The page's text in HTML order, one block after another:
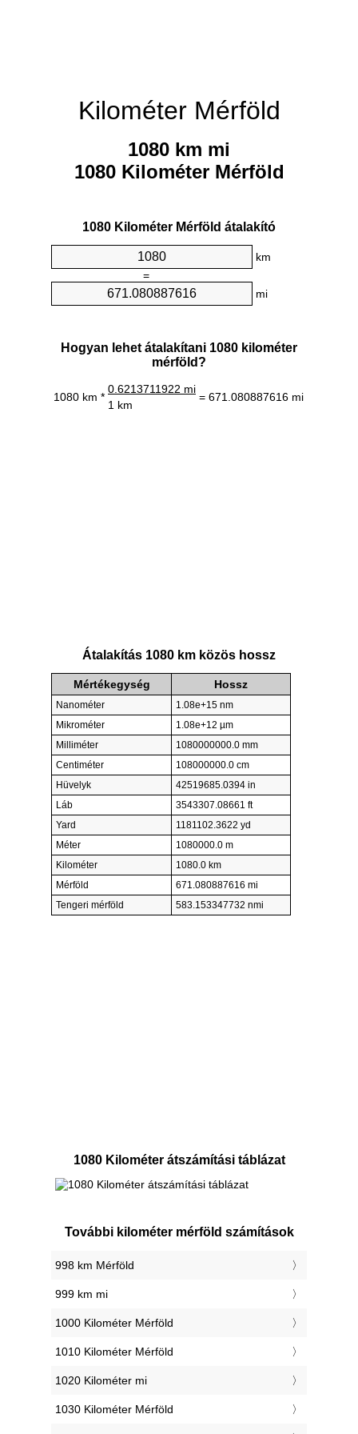
Kilométer Mérföld
1080 km mi
1080 Kilométer Mérföld
1080 Kilométer Mérföld átalakító
km
=
mi
Hogyan lehet átalakítani 1080 kilométer
mérföld?
1080 km *
0.6213711922 mi
= 671.080887616 mi
1 km
Átalakítás 1080 km közös hossz
Mértékegység Hossz
Nanométer
1.08e+15 nm
Mikrométer
1.08e+12 µm
Milliméter
1080000000.0 mm
Centiméter
108000000.0 cm
Hüvelyk
42519685.0394 in
Láb
3543307.08661 ft
Yard
1181102.3622 yd
Méter
1080000.0 m
Kilométer
1080.0 km
Mérföld
671.080887616 mi
Tengeri mérföld
583.153347732 nmi
1080 Kilométer átszámítási táblázat
További kilométer mérföld számítások
998 km Mérföld
999 km mi
1000 Kilométer Mérföld
1010 Kilométer Mérföld
1020 Kilométer mi
1030 Kilométer Mérföld